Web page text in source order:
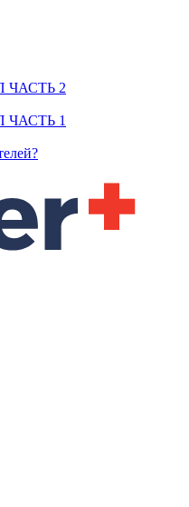
ЧАСТЬ 2
ЧАСТЬ 1